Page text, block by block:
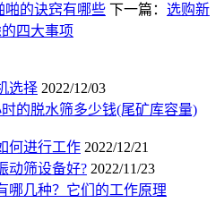
啪的诀窍有哪些 下一篇： 选购新
四大事项
选择 2022/12/03
的脱水筛多少钱(尾矿库容量)
何进行工作 2022/12/21
动筛设备好? 2022/11/23
哪几种？它们的工作原理